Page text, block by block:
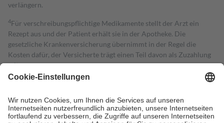
verlängern.
4Für verschreibungspflichtige Medikamente stellt der Arzt ein
Rezept aus und der Patient erhält sie in der Apotheke. Die
gesetzliche Krankenversicherung übernimmt in der Regel die
Kosten dafür, der Versicherte trägt einen Teil davon als Zuzahlung
mit.
Grundsätzlich leisten Mitglieder Zuzahlungen in Höhe von zehn
höchstens zehn Euro.
Es sind jedoch nie mehr als die tatsächlichen
Kosten der Leistung zu entrichten.
Diese Regeln gelten grundsätzlich auch für Online-Apotheken.